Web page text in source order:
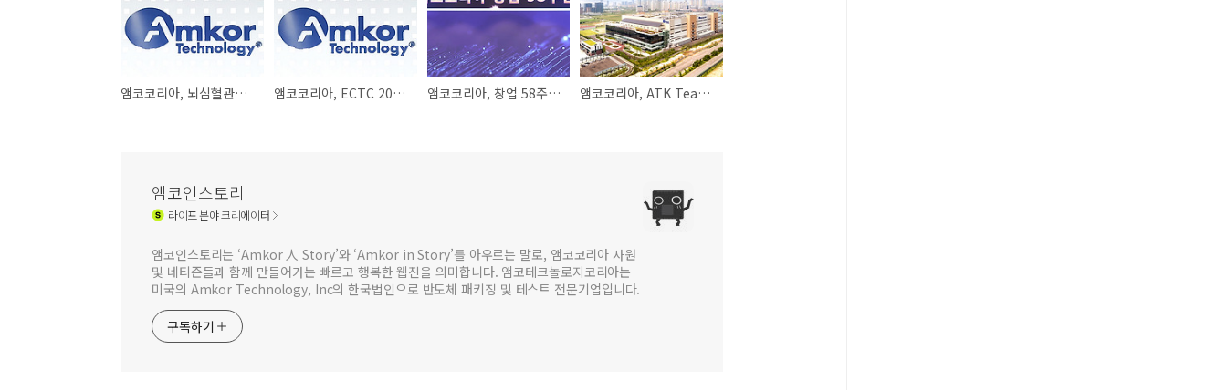
앰코코리아, 뇌심혈관계질환예방 프로그램 우수 참여자 시상식 개최 앰코코리아, ECTC 2026에서 최신 패키징 기술 연구 성과 소개 앰코코리아, 창업 58주년 기념식 및 시상식 진행 앰코코리아, ATK Teacher’s Day 진행
앰코인스토리
라이프분야 크리에이터
앰코인스토리는 ‘Amkor 人 Story’와 ‘Amkor in Story’를 아우르는 말로, 앰코코리아 사원
및 네티즌들과 함께 만들어가는 빠르고 행복한 웹진을 의미합니다. 앰코테크놀로지코리아는
미국의 Amkor Technology, Inc의 한국법인으로 반도체 패키징 및 테스트 전문기업입니다.
구독하기